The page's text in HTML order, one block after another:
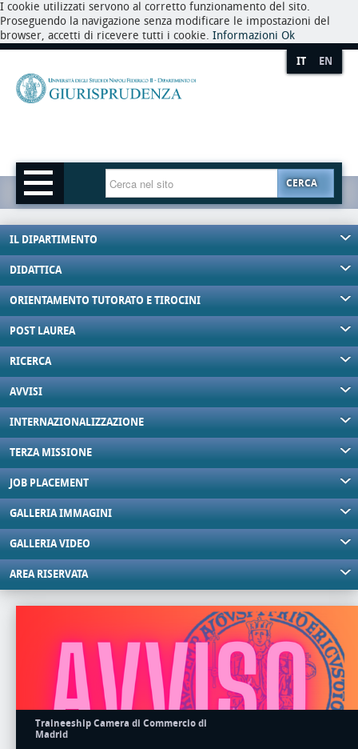
I cookie utilizzati servono al corretto funzionamento del sito.
Proseguendo la navigazione senza modificare le impostazioni del
browser, accetti di ricevere tutti i cookie. Informazioni Ok
IT EN
CERCA
IL DIPARTIMENTO
DIDATTICA
ORIENTAMENTO TUTORATO E TIROCINI
POST LAUREA
RICERCA
AVVISI
INTERNAZIONALIZZAZIONE
TERZA MISSIONE
JOB PLACEMENT
GALLERIA IMMAGINI
GALLERIA VIDEO
AREA RISERVATA
Traineeship Camera di Commercio di
Madrid